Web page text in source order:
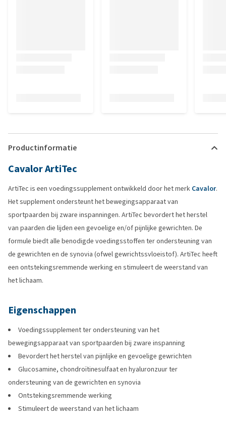
Productinformatie
Cavalor ArtiTec
ArtiTec is een voedingssupplement ontwikkeld door het merk Cavalor.
Het supplement ondersteunt het bewegingsapparaat van
sportpaarden bij zware inspanningen. ArtiTec bevordert het herstel
van paarden die lijden een gevoelige en/of pijnlijke gewrichten. De
formule biedt alle benodigde voedingsstoffen ter ondersteuning van
de gewrichten en de synovia (ofwel gewrichtssvloeistof). ArtiTec heeft
een ontstekingsremmende werking en stimuleert de weerstand van
het lichaam.
Eigenschappen
Voedingssupplement ter ondersteuning van het
bewegingsapparaat van sportpaarden bij zware inspanning
Bevordert het herstel van pijnlijke en gevoelige gewrichten
Glucosamine, chondroïtinesulfaat en hyaluronzuur ter
ondersteuning van de gewrichten en synovia
Ontstekingsremmende werking
Stimuleert de weerstand van het lichaam